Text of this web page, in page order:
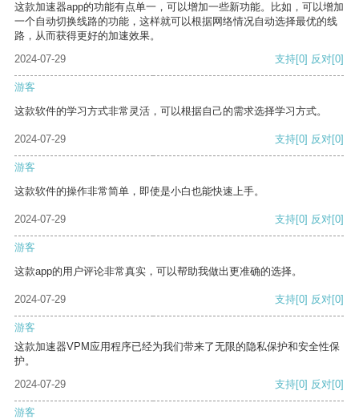
这款加速器app的功能有点单一，可以增加一些新功能。比如，可以增加
一个自动切换线路的功能，这样就可以根据网络情况自动选择最优的线
路，从而获得更好的加速效果。
2024-07-29
支持[0] 反对[0]
游客
这款软件的学习方式非常灵活，可以根据自己的需求选择学习方式。
2024-07-29 支持[0] 反对[0]
游客
这款软件的操作非常简单，即使是小白也能快速上手。
2024-07-29 支持[0] 反对[0]
游客
这款app的用户评论非常真实，可以帮助我做出更准确的选择。
2024-07-29 支持[0] 反对[0]
游客
这款加速器VPM应用程序已经为我们带来了无限的隐私保护和安全性保
护。
2024-07-29
支持[0] 反对[0]
游客